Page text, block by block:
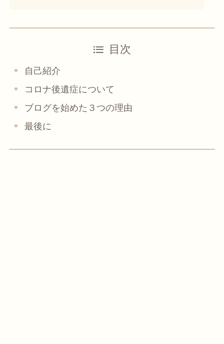
目次
自己紹介
コロナ後遺症について
ブログを始めた３つの理由
最後に